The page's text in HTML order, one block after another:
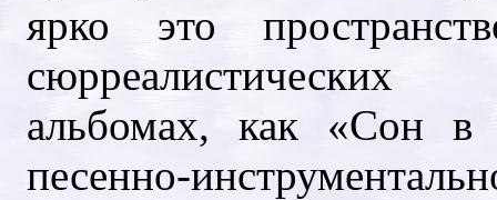
ярко это
сюрреалистических
альбомах, как «Сон в
песенно-